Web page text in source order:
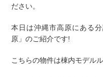
ださい。
本日は沖縄市高原にある
原」のご紹介です!
こちらの物件は棟内モデル